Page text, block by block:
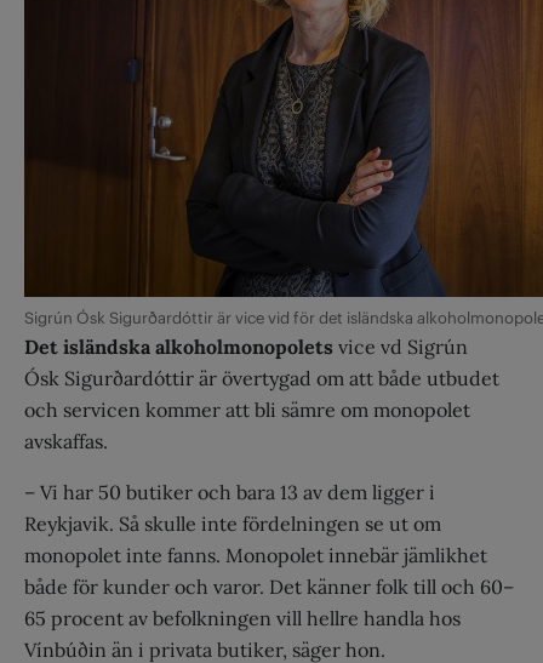
Sigrún Ósk Sigurðardóttir är vice vid för det isländska
Det isländska alkoholmonopolets vice vd Sigrún
Ósk Sigurðardóttir är övertygad om att både utbudet
och servicen kommer att bli sämre om monopolet
avskaffas.
– Vi har 50 butiker och bara 13 av dem ligger i
Reykjavik. Så skulle inte fördelningen se ut om
monopolet inte fanns. Monopolet innebär jämlikhet
både för kunder och varor. Det känner folk till och 60–
65 procent av befolkningen vill hellre handla hos
Vínbúðin än i privata butiker, säger hon.